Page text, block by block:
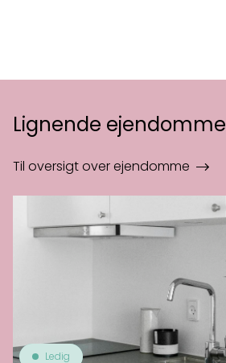
Lignende ejendomme
Til oversigt over ejendomme
Ledig